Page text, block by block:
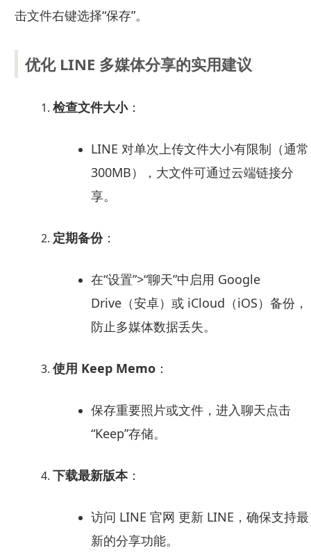
击文件右键选择“保存”。
优化 LINE 多媒体分享的实用建议
检查文件大小：
LINE 对单次上传文件大小有限制（通常
300MB），大文件可通过云端链接分
享。
定期备份：
在“设置”>“聊天”中启用 Google
Drive（安卓）或 iCloud（iOS）备份，
防止多媒体数据丢失。
使用 Keep Memo：
保存重要照片或文件，进入聊天点击
“Keep”存储。
下载最新版本：
访问 LINE 官网 更新 LINE，确保支持最
新的分享功能。